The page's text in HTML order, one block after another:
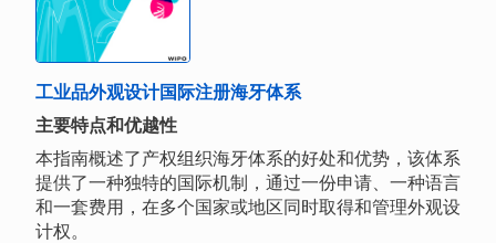
工业品外观设计国际注册海牙体系
主要特点和优越性
本指南概述了产权组织海牙体系的好处和优势，该体系
提供了一种独特的国际机制，通过一份申请、一种语言
和一套费用，在多个国家或地区同时取得和管理外观设
计权。